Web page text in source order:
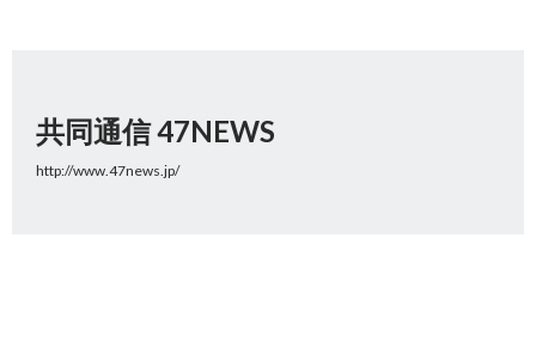
共同通信 47NEWS
http://www.47news.jp/